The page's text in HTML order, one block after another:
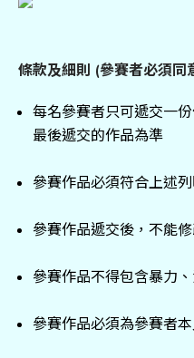
條款及細則 (參賽者必須同
每名參賽者只可遞交一
最後遞交的作品為準
參賽作品必須符合上述
參賽作品遞交後，不能
參賽作品不得包含暴力
參賽作品必須為參賽者